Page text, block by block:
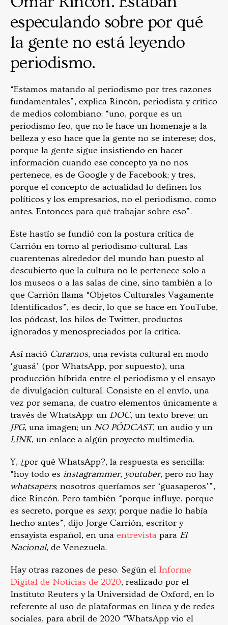
especulando sobre por qué
la gente no está leyendo
periodismo.
“Estamos matando al periodismo por tres razones
fundamentales”, explica Rincón, periodista y crítico
de medios colombiano: “uno, porque es un
periodismo feo, que no le hace un homenaje a la
belleza y eso hace que la gente no se interese; dos,
porque la gente sigue insistiendo en hacer
información cuando ese concepto ya no nos
pertenece, es de Google y de Facebook; y tres,
porque el concepto de actualidad lo definen los
políticos y los empresarios, no el periodismo, como
antes. Entonces para qué trabajar sobre eso”.
Este hastío se fundió con la postura crítica de
Carrión en torno al periodismo cultural. Las
cuarentenas alrededor del mundo han puesto al
descubierto que la cultura no le pertenece solo a
los museos o a las salas de cine, sino también a lo
que Carrión llama “Objetos Culturales Vagamente
Identificados”, es decir, lo que se hace en YouTube,
los pódcast, los hilos de Twitter, productos
ignorados y menospreciados por la crítica.
Así nació Curarnos, una revista cultural en modo
‘guasá’ (por WhatsApp, por supuesto), una
producción híbrida entre el periodismo y el ensayo
de divulgación cultural. Consiste en el envío, una
vez por semana, de cuatro elementos únicamente a
través de WhatsApp: un DOC, un texto breve; un
JPG, una imagen; un NO PÓDCAST, un audio y un
LINK, un enlace a algún proyecto multimedia.
Y, ¿por qué WhatsApp?, la respuesta es sencilla:
“hoy todo es instagrammer, youtuber, pero no hay
whatsapers; nosotros queríamos ser ‘guasaperos’”,
dice Rincón. Pero también “porque influye, porque
es secreto, porque es sexy, porque nadie lo había
hecho antes”, dijo Jorge Carrión, escritor y
ensayista español, en una entrevista para El
Nacional, de Venezuela.
Hay otras razones de peso. Según el Informe
Digital de Noticias de 2020, realizado por el
Instituto Reuters y la Universidad de Oxford, en lo
referente al uso de plataformas en línea y de redes
sociales, para abril de 2020 “WhatsApp vio el